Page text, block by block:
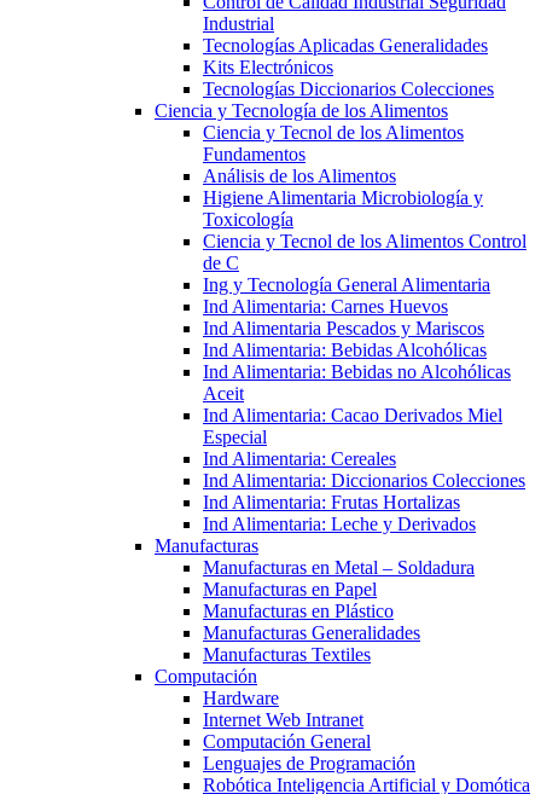
Industrial
Tecnologías Aplicadas Generalidades
Kits Electrónicos
Tecnologías Diccionarios Colecciones
Ciencia y Tecnología de los Alimentos
Ciencia y Tecnol de los Alimentos
Fundamentos
Análisis de los Alimentos
Higiene Alimentaria Microbiología y
Toxicología
Ciencia y Tecnol de los Alimentos Control
de C
Ing y Tecnología General Alimentaria
Ind Alimentaria: Carnes Huevos
Ind Alimentaria Pescados y Mariscos
Ind Alimentaria: Bebidas Alcohólicas
Ind Alimentaria: Bebidas no Alcohólicas
Aceit
Ind Alimentaria: Cacao Derivados Miel
Especial
Ind Alimentaria: Cereales
Ind Alimentaria: Diccionarios Colecciones
Ind Alimentaria: Frutas Hortalizas
Ind Alimentaria: Leche y Derivados
Manufacturas
Manufacturas en Metal – Soldadura
Manufacturas en Papel
Manufacturas en Plástico
Manufacturas Generalidades
Manufacturas Textiles
Computación
Hardware
Internet Web Intranet
Computación General
Lenguajes de Programación
Robótica Inteligencia Artificial y Domótica